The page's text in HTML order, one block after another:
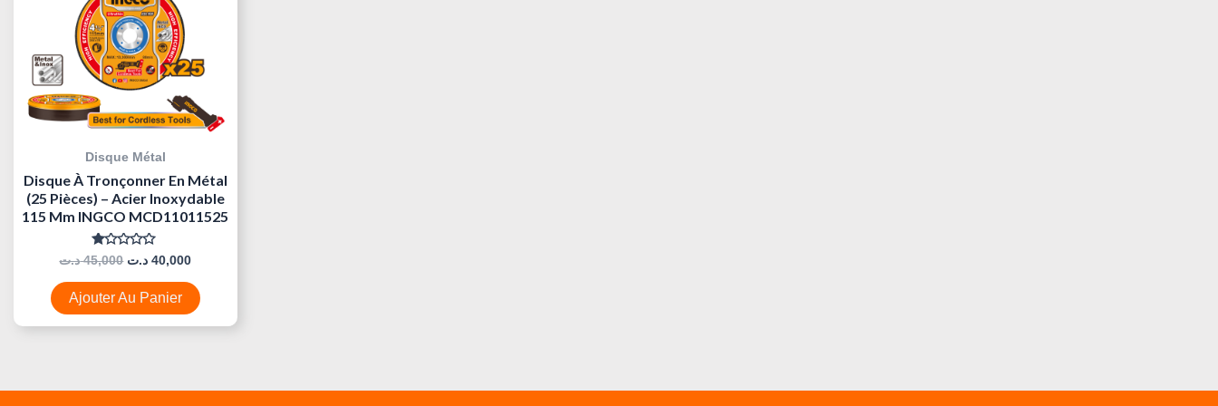
Disque Métal
Disque À Tronçonner En Métal
(25 Pièces) – Acier Inoxydable
115 Mm INGCO MCD11011525
Note
0
Sur
5
45,000 د.ت 40,000 د.ت
Ajouter Au Panier